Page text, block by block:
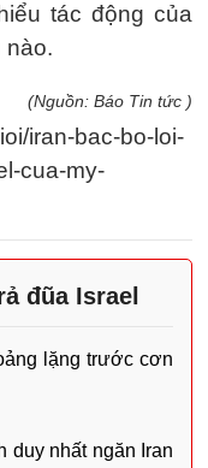
tác động của
nào.
(Nguồn: Báo Tin tức )
iran-bac-bo-loi-
cua-my-
đũa Israel
lặng trước cơn
duy nhất ngăn Iran